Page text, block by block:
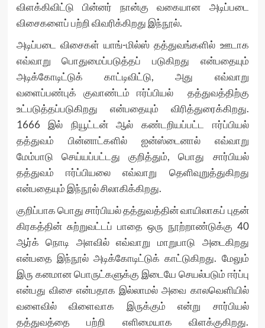
விளக்கிவிட்டு பின்னர் நான்கு வகையான அடிப்படை
விசைகளைப் பற்றி விவரிக்கிறது இந்நூல்.
அடிப்படை விசைகள் யாங்-மில்ஸ் தத்துவங்களில் ஊடாக
எவ்வாறு பொதுமைப்படுத்தப் படுகிறது என்பதையும்
அடிக்கோடிட்டுக் காட்டிவிட்டு, அது எவ்வாறு
வளைப்பண்புக் குவாண்டம் ஈர்ப்பியல் தத்துவத்திற்கு
உட்படுத்தப்படுகிறது என்பதையும் விரித்துரைக்கிறது.
1666 இல் நியூட்டன் ஆல் கண்டறியப்பட்ட ஈர்ப்பியல்
தத்துவம் பின்னாட்களில் ஐன்ஸ்டைனால் எவ்வாறு
மேம்பாடு செய்யப்பட்டது குறித்தும், பொது சார்பியல்
தத்துவம் ஈர்ப்பியலை எவ்வாறு தெளிவுறுத்துகிறது
என்பதையும் இந்நூல் சிலாகிக்கிறது.
குறிப்பாக பொது சார்பியல் தத்துவத்தின் வாயிலாகப் புதன்
கிரகத்தின் சுற்றுவட்டப் பாதை ஒரு நூற்றாண்டுக்கு 40
ஆர்க் நொடி அளவில் எவ்வாறு மாறுபாடு அடைகிறது
என்பதை இந்நூல் அடிக்கோடிட்டுக் காட்டுகிறது. மேலும்
இரு கனமான பொருட்களுக்கு இடையே செயல்படும் ஈர்ப்பு
என்பது விசை என்பதாக இல்லாமல் அவை காலவெளியில்
வளைவில் விளைவாக இருக்கும் என்று சார்பியல்
தத்துவத்தை பற்றி எளிமையாக விளக்குகிறது.